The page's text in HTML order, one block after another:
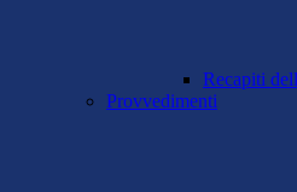
Recapiti
Provvedimenti